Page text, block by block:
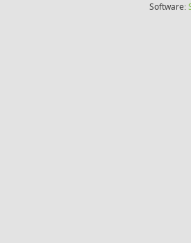
Software: